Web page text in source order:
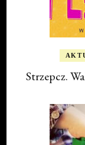
Strzepcz.